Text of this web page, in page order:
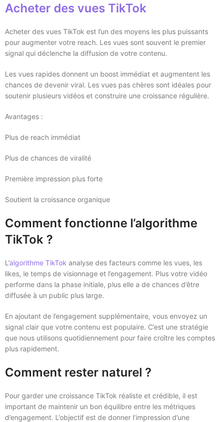
Acheter des vues TikTok
Acheter des vues TikTok est l’un des moyens les plus puissants
pour augmenter votre reach. Les vues sont souvent le premier
signal qui déclenche la diffusion de votre contenu.
Les vues rapides donnent un boost immédiat et augmentent les
chances de devenir viral. Les vues pas chères sont idéales pour
soutenir plusieurs vidéos et construire une croissance régulière.
Avantages :
Plus de reach immédiat
Plus de chances de viralité
Première impression plus forte
Soutient la croissance organique
Comment fonctionne l’algorithme
TikTok ?
L’algorithme TikTok analyse des facteurs comme les vues, les
likes, le temps de visionnage et l’engagement. Plus votre vidéo
performe dans la phase initiale, plus elle a de chances d’être
diffusée à un public plus large.
En ajoutant de l’engagement supplémentaire, vous envoyez un
signal clair que votre contenu est populaire. C’est une stratégie
que nous utilisons quotidiennement pour faire croître les comptes
plus rapidement.
Comment rester naturel ?
Pour garder une croissance TikTok réaliste et crédible, il est
important de maintenir un bon équilibre entre les métriques
d’engagement. L’objectif est de donner l’impression d’une